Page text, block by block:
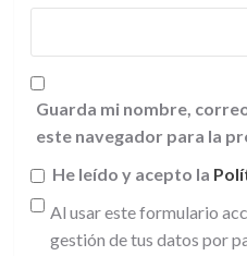
Guarda mi nombre,
este navegador para la
He leído y acepto la
Al usar este formulario
gestión de tus datos por